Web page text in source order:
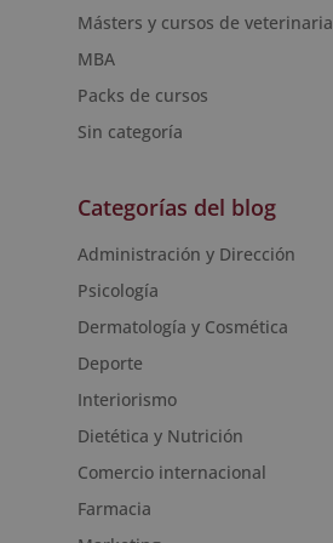
Másters y cursos de veterinaria
MBA
Packs de cursos
Sin categoría
Categorías del blog
Administración y Dirección
Psicología
Dermatología y Cosmética
Deporte
Interiorismo
Dietética y Nutrición
Comercio internacional
Farmacia